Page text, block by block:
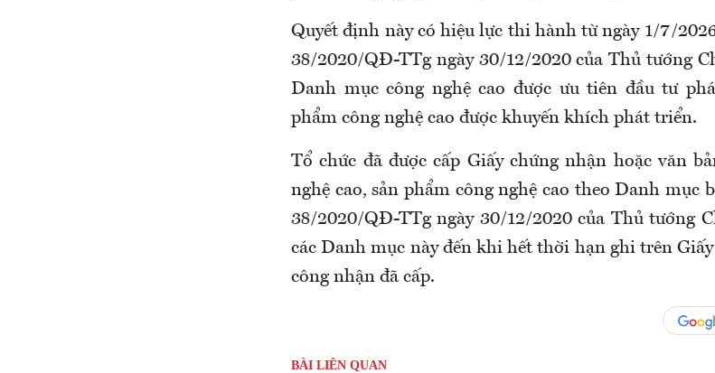
Quyết định này có hiệu lực thi hành từ ngày 1/7/
38/2020/QĐ-TTg ngày 30/12/2020 của Thủ tướng
Danh mục công nghệ cao được ưu tiên đầu tư
phẩm công nghệ cao được khuyến khích phát triển.
Tổ chức đã được cấp Giấy chứng nhận hoặc văn
nghệ cao, sản phẩm công nghệ cao theo Danh mục
38/2020/QĐ-TTg ngày 30/12/2020 của Thủ tướng
các Danh mục này đến khi hết thời hạn ghi trên
công nhận đã cấp.
BÀI LIÊN QUAN